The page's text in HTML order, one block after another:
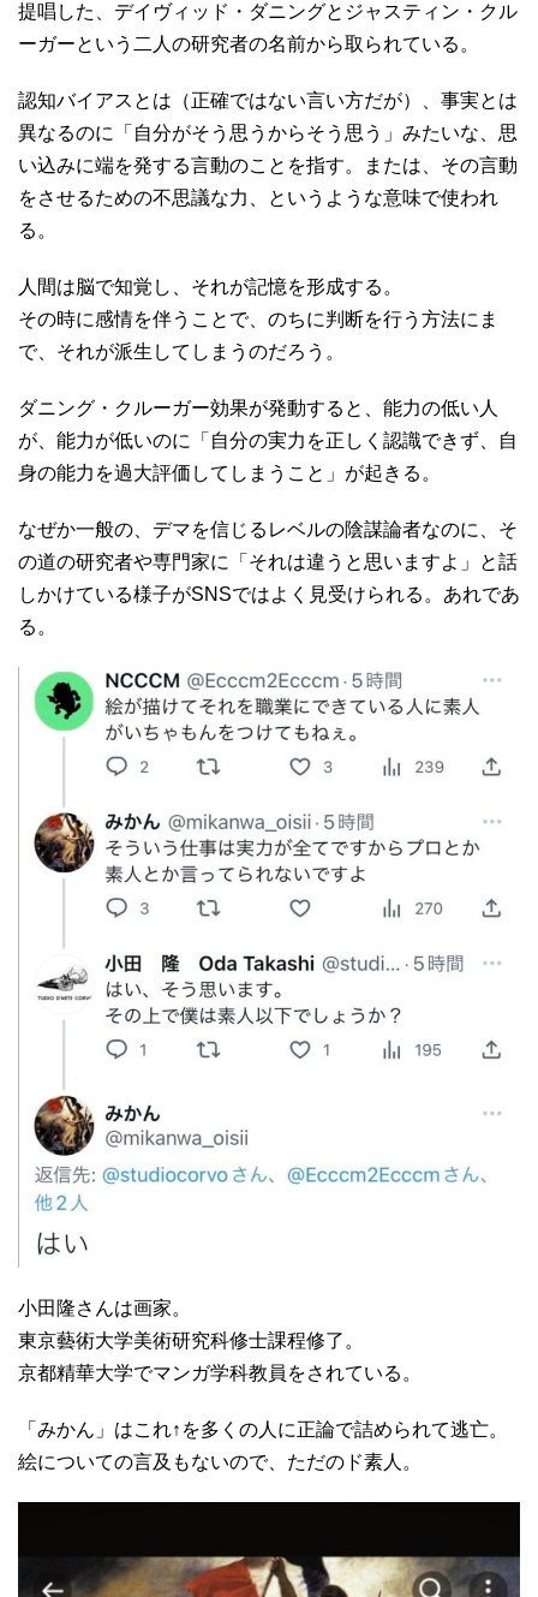
提唱した、デイヴィッド・ダニングとジャスティン・クル
ーガーという二人の研究者の名前から取られている。
認知バイアスとは（正確ではない言い方だが）、事実とは
異なるのに「自分がそう思うからそう思う」みたいな、思
い込みに端を発する言動のことを指す。または、その言動
をさせるための不思議な力、というような意味で使われ
る。
人間は脳で知覚し、それが記憶を形成する。
その時に感情を伴うことで、のちに判断を行う方法にま
で、それが派生してしまうのだろう。
ダニング・クルーガー効果が発動すると、能力の低い人
が、能力が低いのに「自分の実力を正しく認識できず、自
身の能力を過大評価してしまうこと」が起きる。
なぜか一般の、デマを信じるレベルの陰謀論者なのに、そ
の道の研究者や専門家に「それは違うと思いますよ」と話
しかけている様子がSNSではよく見受けられる。あれであ
る。
小田隆さんは画家。
東京藝術大学美術研究科修士課程修了。
京都精華大学でマンガ学科教員をされている。
「みかん」はこれ↑を多くの人に正論で詰められて逃亡。
絵についての言及もないので、ただのド素人。